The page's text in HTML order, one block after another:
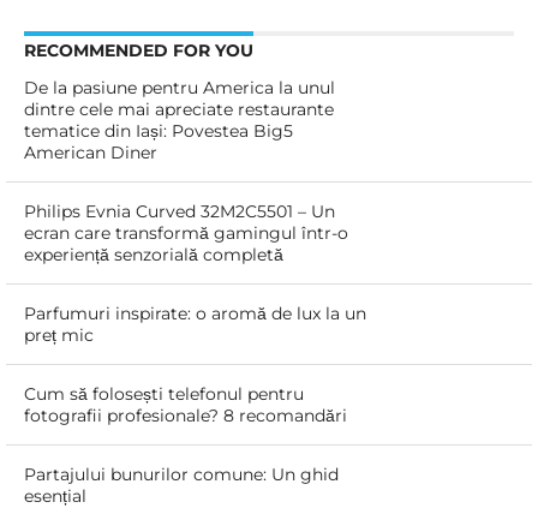
RECOMMENDED FOR YOU
De la pasiune pentru America la unul
dintre cele mai apreciate restaurante
tematice din Iași: Povestea Big5
American Diner
Philips Evnia Curved 32M2C5501 – Un
ecran care transformă gamingul într-o
experiență senzorială completă
Parfumuri inspirate: o aromă de lux la un
preț mic
Cum să folosești telefonul pentru
fotografii profesionale? 8 recomandări
Partajului bunurilor comune: Un ghid
esențial